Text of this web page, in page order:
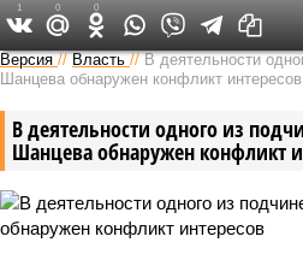
Версия в Кирове
Версия //Власть //В деятельности
Шанцева обнаружен конфликт интересов
В деятельности одного из
Шанцева обнаружен конфликт
1 0 0